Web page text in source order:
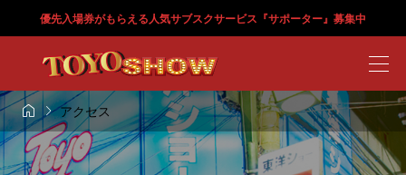
優先入場券がもらえる人気サブスクサービス『サポーター』募集中
アクセス